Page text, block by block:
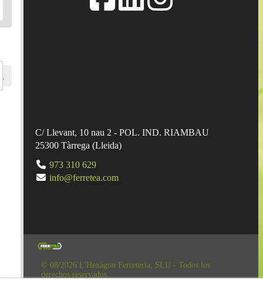
C/ Llevant, 10 nau 2 - POL. IND. RIAMBAU
25300 Tàrrega (Lleida)
973 310 629
info@ferretea.com
© 08/2026 L'Hexàgon Ferreteria, SLU - Todos los
derechos reservados.